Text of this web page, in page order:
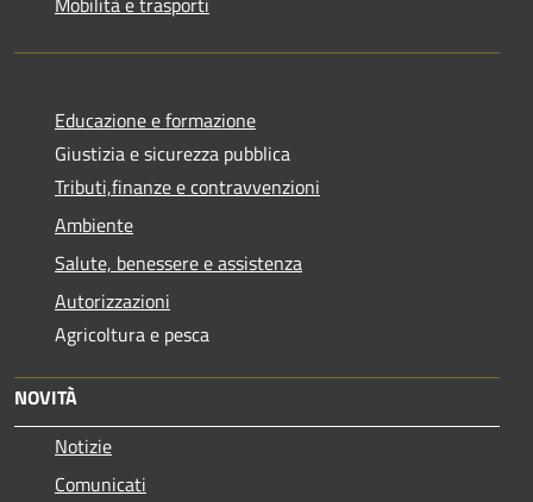
Educazione e formazione
Giustizia e sicurezza pubblica
Tributi,finanze e contravvenzioni
Ambiente
Salute, benessere e assistenza
Autorizzazioni
Agricoltura e pesca
NOVITÀ
Notizie
Comunicati